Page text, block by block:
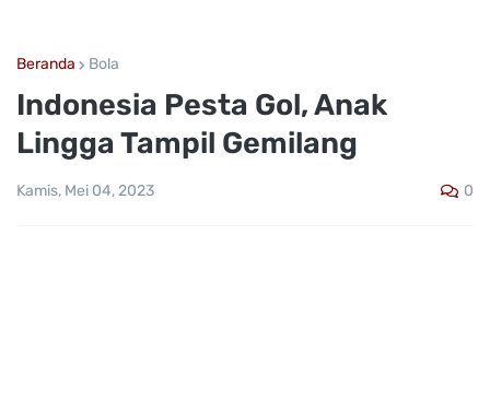
Beranda Bola
Indonesia Pesta Gol, Anak
Lingga Tampil Gemilang
Kamis, Mei 04, 2023 0